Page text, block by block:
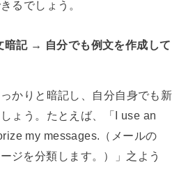
るでしょう。
暗記 → 自分でも例文を作成して
かりと暗記し、自分自身でも新
ょう。たとえば、「I use an
my messages.（メールの
ジを分類します。）」之よう